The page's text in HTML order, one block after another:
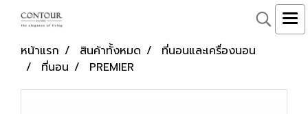
หน้าแรก สินค้าทั้งหมด
ที่นอนและเครื่องนอน
ที่นอน
PREMIER